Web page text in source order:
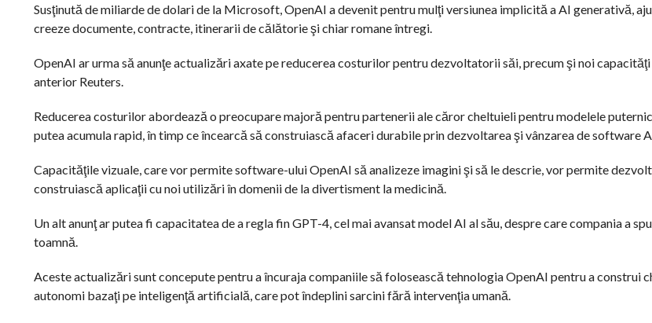
Susţinută de miliarde de dolari de la Microsoft, OpenAI a devenit pentru mulţi versiunea implicită a AI generativă,
creeze documente, contracte, itinerarii de călătorie şi chiar romane întregi.
OpenAI ar urma să anunţe actualizări axate pe reducerea costurilor pentru dezvoltatorii săi, precum şi noi
anterior Reuters.
Reducerea costurilor abordează o preocupare majoră pentru partenerii ale căror cheltuieli pentru modelele
putea acumula rapid, în timp ce încearcă să construiască afaceri durabile prin dezvoltarea şi vânzarea de software
Capacităţile vizuale, care vor permite software-ului OpenAI să analizeze imagini şi să le descrie, vor permite
construiască aplicaţii cu noi utilizări în domenii de la divertisment la medicină.
Un alt anunţ ar putea fi capacitatea de a regla fin GPT-4, cel mai avansat model AI al său, despre care compania a
toamnă.
Aceste actualizări sunt concepute pentru a încuraja companiile să folosească tehnologia OpenAI pentru a construi
autonomi bazaţi pe inteligenţă artificială, care pot îndeplini sarcini fără intervenţia umană.